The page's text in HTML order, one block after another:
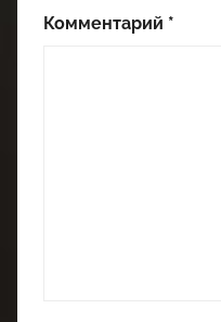
Комментарий *